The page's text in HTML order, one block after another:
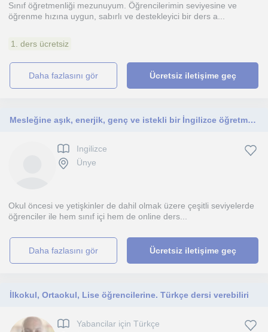
Sınıf öğretmenliği mezunuyum. Öğrencilerimin seviyesine ve
öğrenme hızına uygun, sabırlı ve destekleyici bir ders a...
1. ders ücretsiz
daha fazlasını gör Ücretsiz iletişime geç
Mesleğine aşık, enerjik, genç ve istekli bir İngilizce öğretmeniyim.
Ingilizce
Ünye
Okul öncesi ve yetişkinler de dahil olmak üzere çeşitli seviyelerde
öğrenciler ile hem sınıf içi hem de online ders...
daha fazlasını gör Ücretsiz iletişime geç
İlkokul, Ortaokul, Lise öğrencilerine. Türkçe dersi verebiliri
Yabancilar için Türkçe